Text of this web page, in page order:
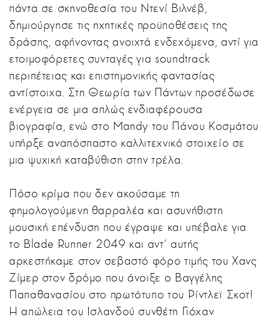
πάντα σε σκηνοθεσία του Ντενί Βιλνέβ,
δημιούργησε τις ηχητικές προϋποθέσεις της
δράσης, αφήνοντας ανοιχτά ενδεχόμενα, αντί για
ετοιμοφόρετες συνταγές για soundtrack
περιπέτειας και επιστημονικής φαντασίας
αντίστοιχα. Στη Θεωρία των Πάντων προσέδωσε
ενέργεια σε μια απλώς ενδιαφέρουσα
βιογραφία, ενώ στο Mandy του Πάνου Κοσμάτου
υπήρξε αναπόσπαστο καλλιτεχνικό στοιχείο σε
μια ψυχική καταβύθιση στην τρέλα.
Πόσο κρίμα που δεν ακούσαμε τη
φημολογούμενη θαρραλέα και ασυνήθιστη
μουσική επένδυση που έγραψε και υπέβαλε για
το Blade Runner 2049 και αντ’ αυτής
αρκεστήκαμε στον σεβαστό φόρο τιμής του Χανς
Ζίμερ στον δρόμο που άνοιξε ο Βαγγέλης
Παπαθανασίου στο πρωτότυπο του Ρίντλεϊ Σκοτ!
Η απώλεια του Ισλανδού συνθέτη Γιόχαν